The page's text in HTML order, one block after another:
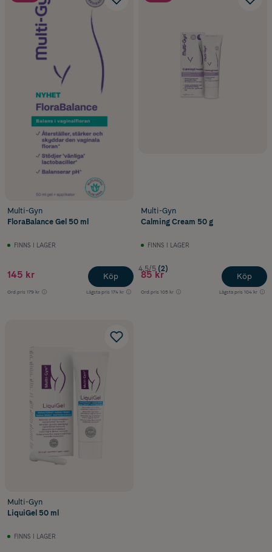
Multi-Gyn
FloraBalance Gel 50 ml
FINNS I LAGER
145 kr
Ord.pris 179 kr Lägsta pris 174 kr
Köp
Multi-Gyn
Calming Cream 50 g
FINNS I LAGER
4.5/5 (2)
85 kr
Ord.pris 105 kr Lägsta pris 104 kr
Köp
Multi-Gyn
LiquiGel 50 ml
FINNS I LAGER